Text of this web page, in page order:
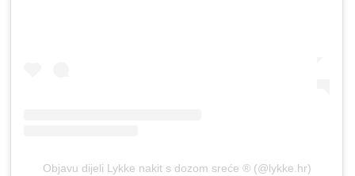
Objavu dijeli Lykke nakit s dozom sreće ® (@lykke.hr)